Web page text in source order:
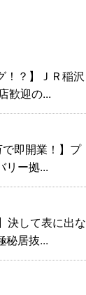
！？】ＪＲ稲沢
歓迎の...
で即開業！】プ
リー拠...
決して表に出な
秘居抜...